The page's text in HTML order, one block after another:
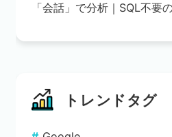
「会話」で分析｜SQL不要
トレンドタグ